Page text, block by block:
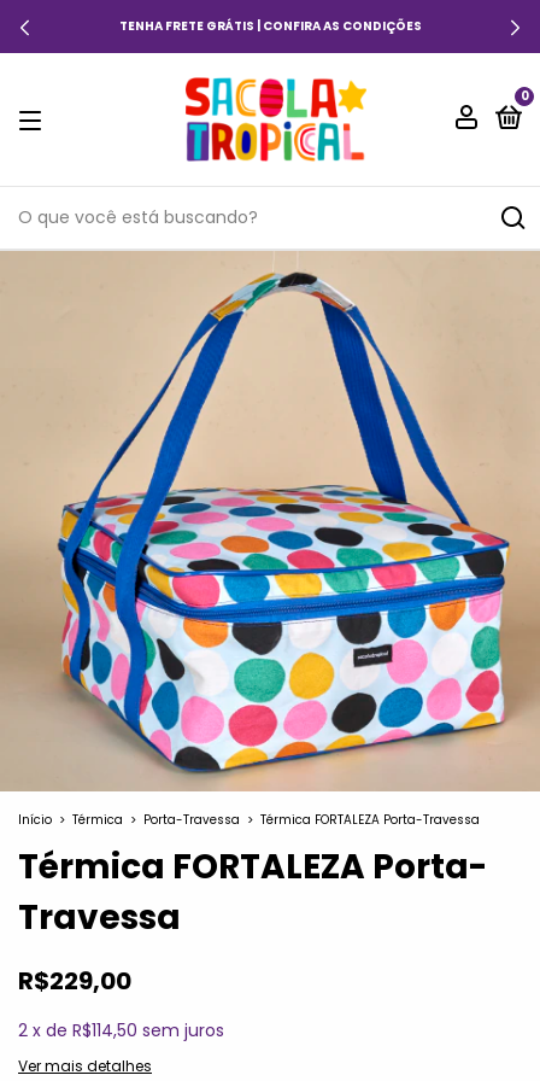
TENHA FRETE GRÁTIS | CONFIRA AS CONDIÇÕES
0
Início > Térmica > Porta-Travessa > Térmica FORTALEZA Porta-Travessa
Térmica FORTALEZA Porta-
Travessa
R$229,00
2 x de R$114,50 sem juros
Ver mais detalhes